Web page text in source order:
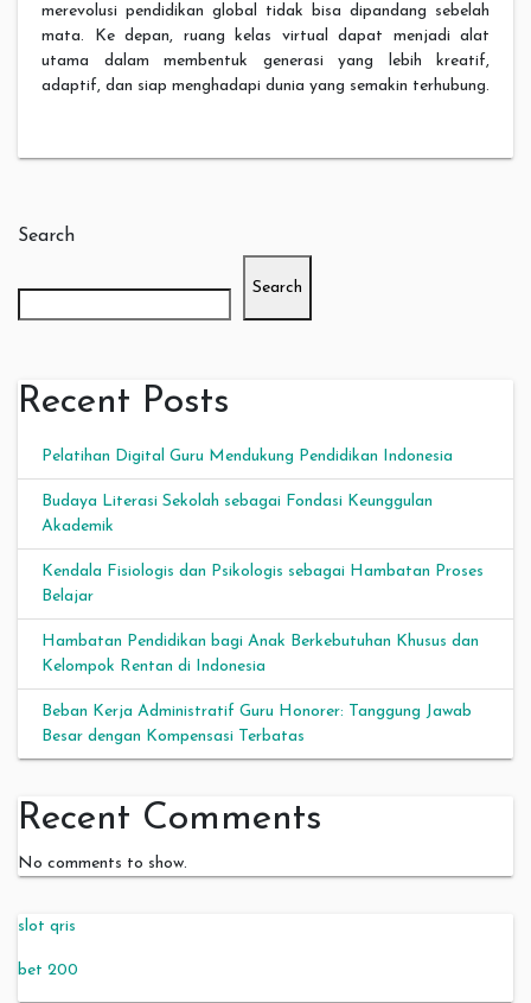
merevolusi pendidikan global tidak bisa dipandang sebelah
mata. Ke depan, ruang kelas virtual dapat menjadi alat
utama dalam membentuk generasi yang lebih kreatif,
adaptif, dan siap menghadapi dunia yang semakin terhubung.
Search
Search
Recent Posts
Pelatihan Digital Guru Mendukung Pendidikan Indonesia
Budaya Literasi Sekolah sebagai Fondasi Keunggulan
Akademik
Kendala Fisiologis dan Psikologis sebagai Hambatan Proses
Belajar
Hambatan Pendidikan bagi Anak Berkebutuhan Khusus dan
Kelompok Rentan di Indonesia
Beban Kerja Administratif Guru Honorer: Tanggung Jawab
Besar dengan Kompensasi Terbatas
Recent Comments
No comments to show.
slot qris
bet 200